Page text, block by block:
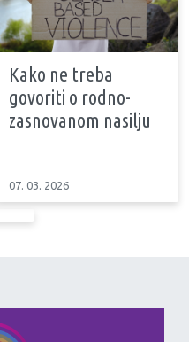
Kako ne treba
govoriti o rodno-
zasnovanom nasilju
07. 03. 2026